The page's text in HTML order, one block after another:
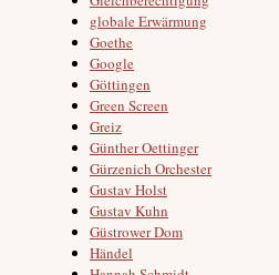
globale Erwärmung
Goethe
Google
Göttingen
Green Screen
Greiz
Günther Oettinger
Gürzenich Orchester
Gustav Holst
Gustav Kuhn
Güstrower Dom
Händel